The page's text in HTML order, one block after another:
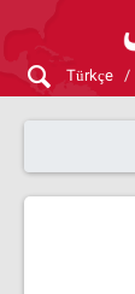
Türkçe